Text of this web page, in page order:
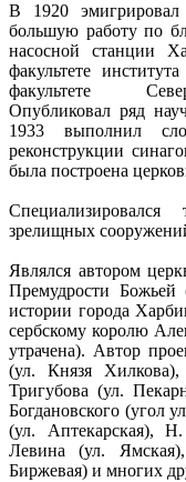
В 1920
большую работу по
насосной станции
факультете
факультете
Опубликовал ряд
1933 выполнил
реконструкции
была построена
зрелищных
Являлся автором
Премудрости Божьей
истории города
сербскому королю
утрачена). Автор
(ул. Князя
Тригубова (ул.
Богдановского (угол
(ул. Аптекарская),
Левина (ул.
Биржевая) и многих